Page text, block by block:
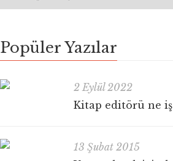
Popüler Yazılar
2 Eylül 2022
Kitap editörü ne iş
13 Şubat 2015